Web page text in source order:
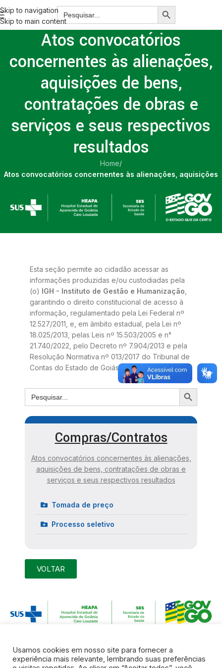
Skip to navigation
Skip to main content
Atos convocatórios
concernentes às alienações,
aquisições de bens,
contratações de obras e
serviços e seus respectivos
resultados
Home/
Atos convocatórios concernentes às alienações, aquisições
resultados
Esta seção permite ao cidadão acessar as
informações produzidas e/ou custodiadas pela
(o) IGH - Instituto de Gestão e Humanização
garantindo o direito constitucional de acesso à
informação, regulamentado pela Lei Federal nº
12.527/2011, e, em âmbito estadual, pela Lei nº
18.025/2013, pelas Leis nº 15.503/2005 e n°
21.740/2022, pelo Decreto nº 7.904/2013 e pela
Resolução Normativa nº 013/2017 do Tribunal de
Contas do Estado de Goiás.
Compras/Contratos
Atos convocatórios concernentes às alienações,
aquisições de bens, contratações de obras e
serviços e seus respectivos resultados
Tomada de preço
Processo seletivo
VOLTAR
Usamos cookies em nosso site para fornecer a
experiência mais relevante, lembrando suas preferências